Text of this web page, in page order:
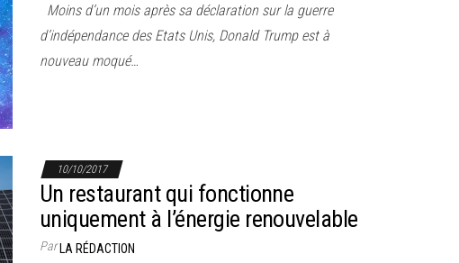
Moins d’un mois après sa déclaration sur la guerre
d’indépendance des Etats Unis, Donald Trump est à
nouveau moqué…
10/10/2017
Un restaurant qui fonctionne
uniquement à l’énergie renouvelable
ParLA RÉDACTION